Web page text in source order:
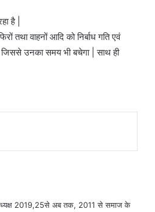
है |
तथा वाहनों आदि को निर्बाध गति एवं
उनका समय भी बचेगा | साथ ही
2019,25से अब तक, 2011 से समाज के